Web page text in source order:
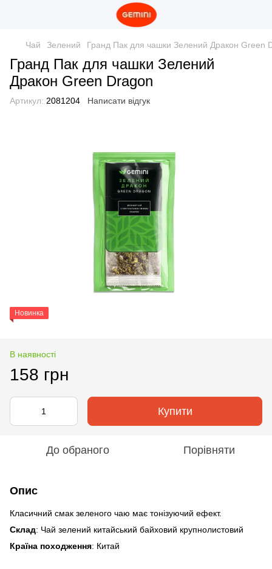
Чай Зелений Гранд Пак для чашки Зелений Дракон Green
Гранд Пак для чашки Зелений
Дракон Green Dragon
Артикул: 2081204 Написати відгук
Новинка
В наявності
158 грн
Купити
До обраного Порівняти
Опис
Класичний смак зеленого чаю має тонізуючий ефект.
Склад: Чай зелений китайський байховий крупнолистовий
Країна походження: Китай